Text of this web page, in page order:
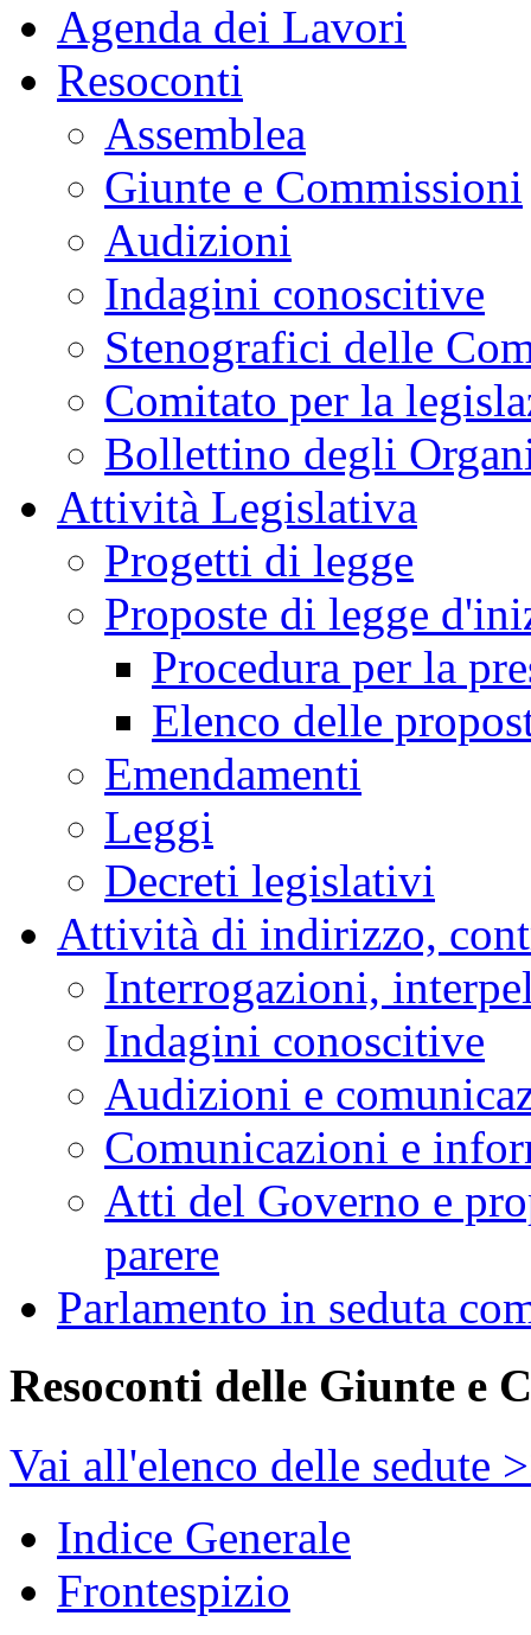
Agenda dei Lavori
Resoconti
Assemblea
Giunte e Commissioni
Audizioni
Indagini conoscitive
Stenografici delle
Comitato per la
Bollettino degli
Attività Legislativa
Progetti di legge
Proposte di legge
Procedura per la
Elenco delle
Emendamenti
Leggi
Decreti legislativi
Attività di indirizzo,
Interrogazioni,
Indagini conoscitive
Audizioni e
Comunicazioni e
Atti del Governo e
parere
Parlamento in seduta
Resoconti delle Giunte e
Vai all'elenco delle sedute
Indice Generale
Frontespizio